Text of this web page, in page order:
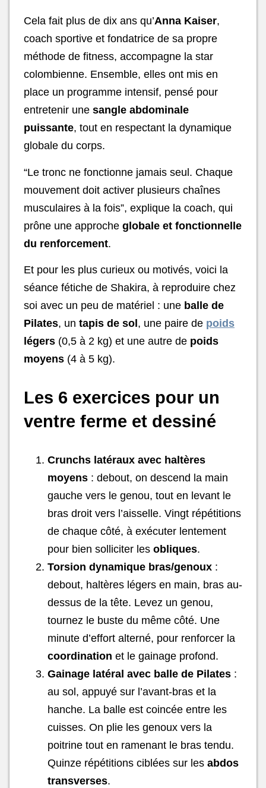
Cela fait plus de dix ans qu’Anna Kaiser,
coach sportive et fondatrice de sa propre
méthode de fitness, accompagne la star
colombienne. Ensemble, elles ont mis en
place un programme intensif, pensé pour
entretenir une sangle abdominale
puissante, tout en respectant la dynamique
globale du corps.
“Le tronc ne fonctionne jamais seul. Chaque
mouvement doit activer plusieurs chaînes
musculaires à la fois”, explique la coach, qui
prône une approche globale et fonctionnelle
du renforcement.
Et pour les plus curieux ou motivés, voici la
séance fétiche de Shakira, à reproduire chez
soi avec un peu de matériel : une balle de
Pilates, un tapis de sol , une paire de poids
légers (0,5 à 2 kg) et une autre de poids
moyens (4 à 5 kg).
Les 6 exercices pour un
ventre ferme et dessiné
Crunchs latéraux avec haltères
moyens : debout, on descend la main
gauche vers le genou, tout en levant le
bras droit vers l’aisselle. Vingt répétitions
de chaque côté, à exécuter lentement
pour bien solliciter les obliques.
Torsion dynamique bras/genoux :
debout, haltères légers en main, bras au-
dessus de la tête. Levez un genou,
tournez le buste du même côté. Une
minute d’effort alterné, pour renforcer la
coordination et le gainage profond.
Gainage latéral avec balle de Pilates :
au sol, appuyé sur l’avant-bras et la
hanche. La balle est coincée entre les
cuisses. On plie les genoux vers la
poitrine tout en ramenant le bras tendu.
Quinze répétitions ciblées sur les abdos
transverses.